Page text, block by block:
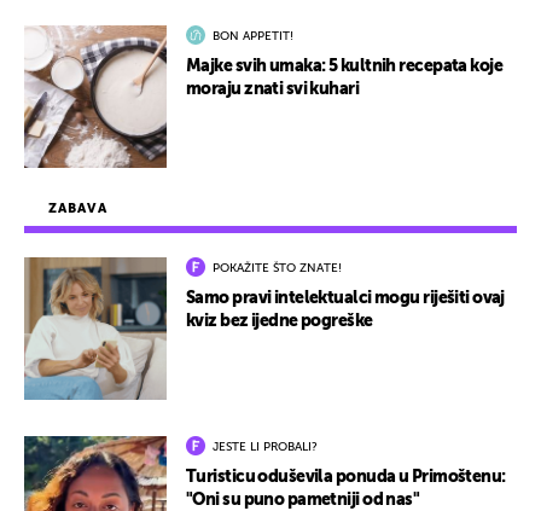
ZABAVA
POKAŽITE ŠTO ZNATE!
Samo pravi intelektualci mogu riješiti ovaj
kviz bez ijedne pogreške
JESTE LI PROBALI?
Turisticu oduševila ponuda u Primoštenu:
"Oni su puno pametniji od nas"
BON APPETIT!
Majke svih umaka: 5 kultnih recepata koje
moraju znati svi kuhari